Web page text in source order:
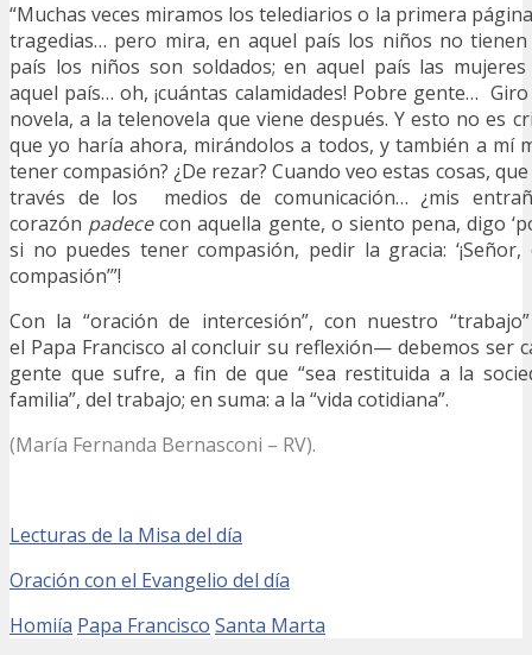
“Muchas veces miramos los telediarios o la primera
tragedias… pero mira, en aquel país los niños no
país los niños son soldados; en aquel país las mujeres
aquel país… oh, ¡cuántas calamidades! Pobre gente…
novela, a la telenovela que viene después. Y esto no es
que yo haría ahora, mirándolos a todos, y también a mí
tener compasión? ¿De rezar? Cuando veo estas cosas,
través de los medios de comunicación… ¿mis
corazón padececon aquella gente, o siento pena, digo
si no puedes tener compasión, pedir la gracia:
compasión’”!
Con la “oración de intercesión”, con nuestro
el Papa Francisco al concluir su reflexión— debemos ser
gente que sufre, a fin de que “sea restituida a la
familia”, del trabajo; en suma: a la “vida cotidiana”.
(María Fernanda Bernasconi – RV).
Lecturas de la Misa del día
Oración con el Evangelio del día
Homiía Papa Francisco Santa Marta